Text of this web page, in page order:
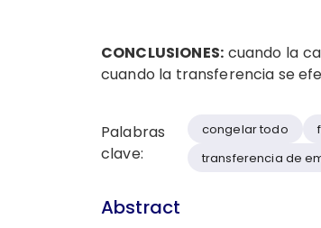
CONCLUSIONES:cuando la
cuando la transferencia se
Palabras
clave:
congelar todo
transferencia de
Abstract